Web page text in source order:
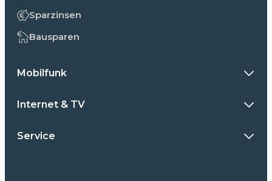
Sparzinsen
Bausparen
Mobilfunk
Internet & TV
Service